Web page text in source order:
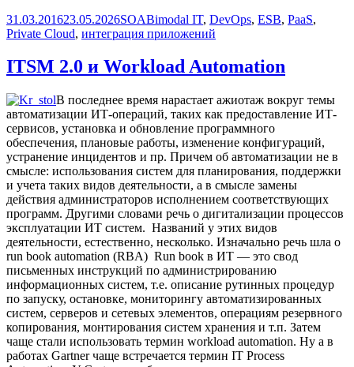
разработчиков
интеграционных
Опубликовано
31.03.201623.05.2026Рубрики
SOAМетки
Bimodal IT, DevOps, ESB, PaaS,
Private Cloud, интеграция приложений
ITSM 2.0 и Workload Automation
В последнее время нарастает ажиотаж вокруг темы
автоматизации ИТ-операций, таких как предоставление ИТ-
сервисов, установка и обновление программного
обеспечения, плановые работы, изменение конфигураций,
устранение инцидентов и пр. Причем об автоматизации не в
смысле: использования систем для планирования, поддержки
и учета таких видов деятельности, а в смысле замены
действия администраторов исполнением соответствующих
программ. Другими словами речь о дигитализации процессов
эксплуатации ИТ систем. Названий у этих видов
деятельности, естественно, несколько. Изначально речь шла о
run book automation (RBA) Run book в ИТ — это свод
письменных инструкций по администрированию
информационных систем, т.е. описание рутинных процедур
по запуску, остановке, мониторингу автоматизированных
систем, серверов и сетевых элементов, операциям резервного
копирования, монтирования систем хранения и т.п. Затем
чаще стали использовать термин workload automation. Ну а в
работах Gartner чаще встречается термин IT Process